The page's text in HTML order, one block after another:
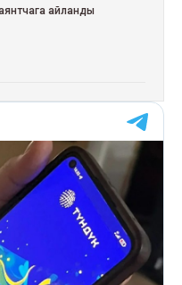
айланды